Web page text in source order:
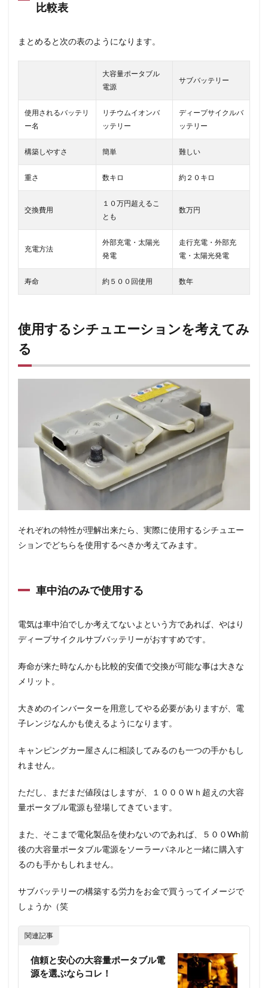
比較表
まとめると次の表のようになります。
大容量ポータブル
電源
サブバッテリー
使用されるバッテリ
ー名
リチウムイオンバ
ッテリー
ディープサイクルバ
ッテリー
構築しやすさ 簡単 難しい
重さ 数キロ 約２０キロ
交換費用
１０万円超えるこ
とも
数万円
充電方法
外部充電・太陽光
発電
走行充電・外部充
電・太陽光発電
寿命 約５００回使用 数年
使用するシチュエーションを考えてみ
る
それぞれの特性が理解出来たら、実際に使用するシチュエー
ションでどちらを使用するべきか考えてみます。
車中泊のみで使用する
電気は車中泊でしか考えてないよという方であれば、やはり
ディープサイクルサブバッテリーがおすすめです。
寿命が来た時なんかも比較的安価で交換が可能な事は大きな
メリット。
大きめのインバーターを用意してやる必要がありますが、電
子レンジなんかも使えるようになります。
キャンピングカー屋さんに相談してみるのも一つの手かもし
れません。
ただし、まだまだ値段はしますが、１０００Ｗｈ超えの大容
量ポータブル電源も登場してきています。
また、そこまで電化製品を使わないのであれば、５００Wh前
後の大容量ポータブル電源をソーラーパネルと一緒に購入す
るのも手かもしれません。
サブバッテリーの構築する労力をお金で買うってイメージで
しょうか（笑
関連記事
信頼と安心の大容量ポータブル電
源を選ぶならコレ！